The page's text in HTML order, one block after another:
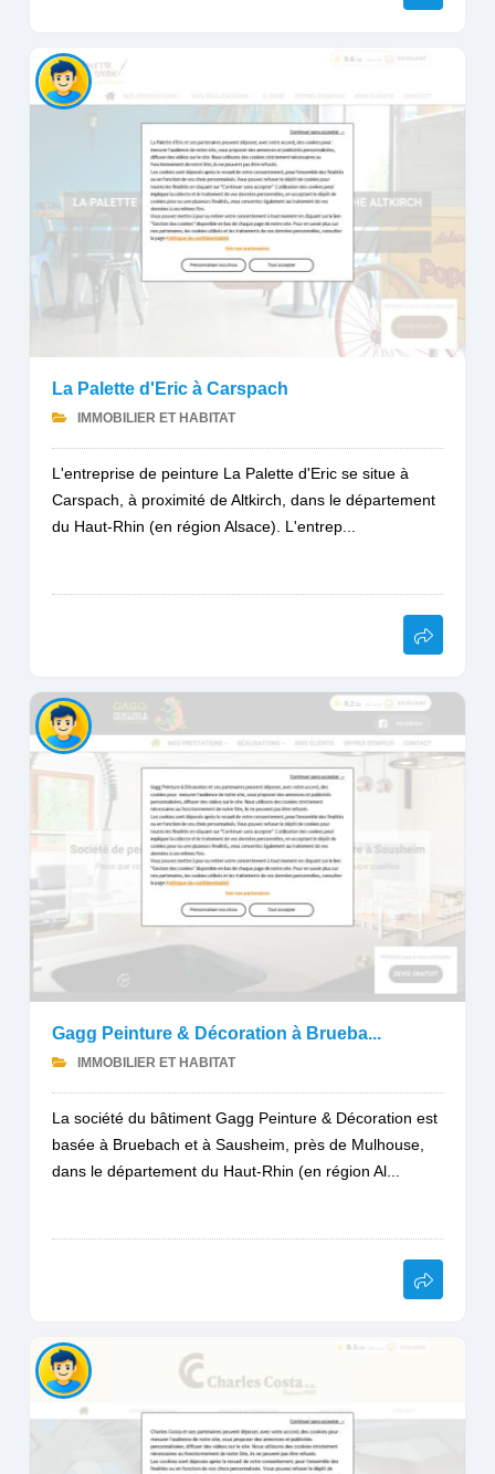
La Palette d'Eric à Carspach
IMMOBILIER ET HABITAT
L'entreprise de peinture La Palette d'Eric se situe à
Carspach, à proximité de Altkirch, dans le département
du Haut-Rhin (en région Alsace). L'entrep...
Gagg Peinture & Décoration à Brueba...
IMMOBILIER ET HABITAT
La société du bâtiment Gagg Peinture & Décoration est
basée à Bruebach et à Sausheim, près de Mulhouse,
dans le département du Haut-Rhin (en région Al...